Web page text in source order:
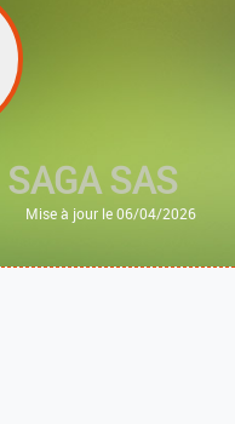
SAGA SAS
Mise à jour le 06/04/2026